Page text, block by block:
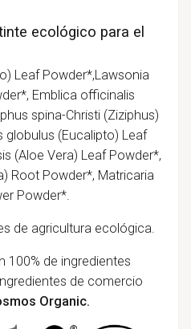
ecológico para el
Leaf Powder*,Lawsonia
Emblica officinalis
spina-Christi (Ziziphus)
globulus (Eucalipto) Leaf
(Aloe Vera) Leaf Powder*,
Root Powder*, Matricaria
Powder*.
de agricultura ecológica.
100% de ingredientes
de comercio
Organic.